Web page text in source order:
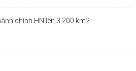
chính HN lên 3.200 km2